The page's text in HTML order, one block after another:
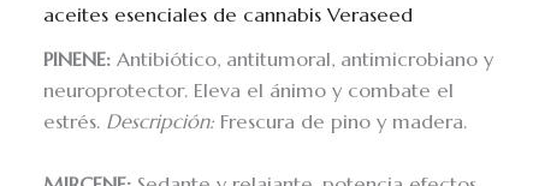
aceites esenciales de cannabis Veraseed
PINENE: Antibiótico, antitumoral, antimicrobiano y
neuroprotector. Eleva el ánimo y combate el
estrés. Descripción: Frescura de pino y madera.